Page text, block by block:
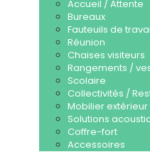
Accueil / Attente
Bureaux
Fauteuils de
Réunion
Chaises visiteurs
Rangements /
Scolaire
Collectivités /
Mobilier extérieur
Solutions
Coffre-fort
Accessoires